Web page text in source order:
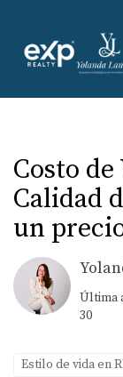
Costo de
Calidad
un
Última
30
Estilo de vida en